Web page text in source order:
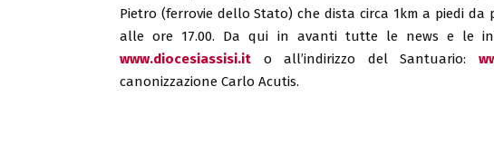
Pietro (ferrovie dello Stato) che dista circa 1km a piedi
alle ore 17.00. Da qui in avanti tutte le news e le
www.diocesiassisi.it o all’indirizzo del Santuario:
canonizzazione Carlo Acutis.